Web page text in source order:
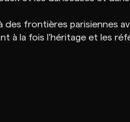
des frontières parisiennes